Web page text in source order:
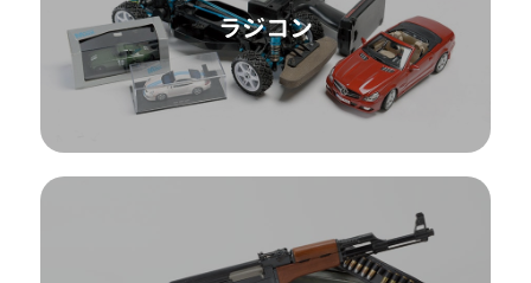
ラジコン